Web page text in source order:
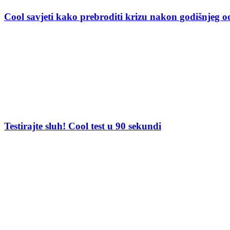
Cool savjeti kako prebroditi krizu nakon godišnjeg
Testirajte sluh! Cool test u 90 sekundi